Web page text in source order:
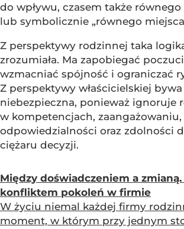
do wpływu, czasem także
lub symbolicznie „równego
Z perspektywy rodzinnej taka
zrozumiała. Ma zapobiegać
wzmacniać spójność i ograniczać
Z perspektywy właścicielskiej
niebezpieczna, ponieważ ignoruje
w kompetencjach, zaangażowaniu,
odpowiedzialności oraz zdolności
ciężaru decyzji.
Między doświadczeniem a zmianą.
konfliktem pokoleń w firmie
W życiu niemal każdej firmy
moment, w którym przy jednym